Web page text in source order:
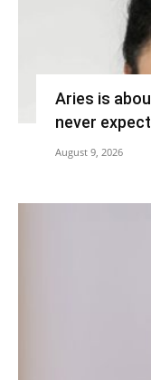
Aries is
never
August 9, 2026